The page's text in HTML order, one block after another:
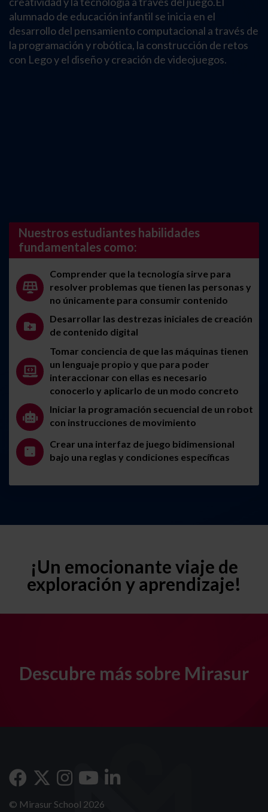
alumnado de educación infantil se inicia en el
desarrollo del pensamiento computacional a través de
la programación y robótica, la construcción de retos
con Lego y el diseño y creación de videojuegos.
Nuestros estudiantes habilidades
fundamentales como:
Comprender que la tecnología sirve para
resolver problemas que tienen las personas y
no únicamente para consumir contenido
Desarrollar las destrezas iniciales de creación
de contenido digital
Tomar conciencia de que las máquinas tienen
un lenguaje propio y que para poder
interaccionar con ellas es necesario
conocerlo y aplicarlo de un modo concreto
Iniciar la programación secuencial de un robot
con instrucciones de movimiento
Crear una interfaz de juego bidimensional
bajo una reglas y condiciones específicas
¡Un emocionante viaje de
exploración y aprendizaje!
Descubre más sobre Mirasur
© Mirasur School 2026